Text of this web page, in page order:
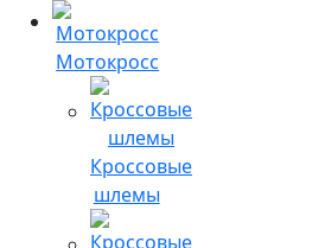
Мотокросс
Кроссовые
шлемы